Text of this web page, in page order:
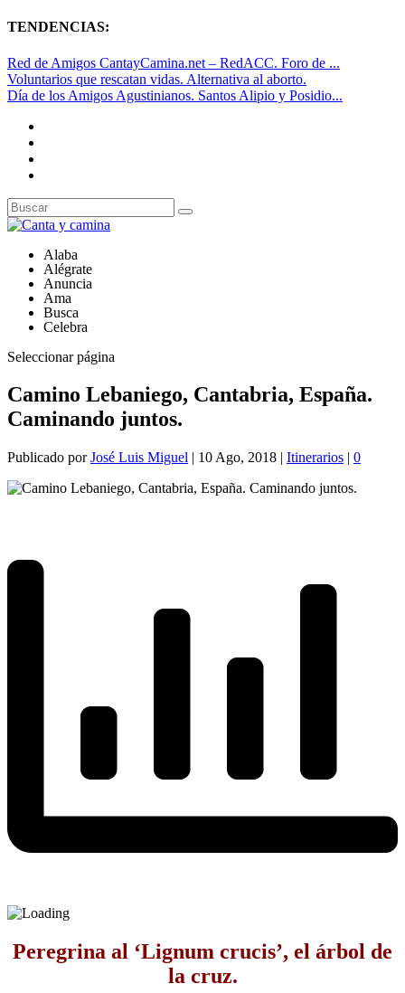
TENDENCIAS:
Red de Amigos CantayCamina.net – RedACC. Foro de ...
Voluntarios que rescatan vidas. Alternativa al aborto.
Día de los Amigos Agustinianos. Santos Alipio y Posidio...
Alaba
Alégrate
Anuncia
Ama
Busca
Celebra
Seleccionar página
Camino Lebaniego, Cantabria, España.
Caminando juntos.
Publicado porJosé Luis Miguel | 10 Ago, 2018 | Itinerarios | 0
Peregrina al ‘Lignum crucis’, el árbol de
la cruz.